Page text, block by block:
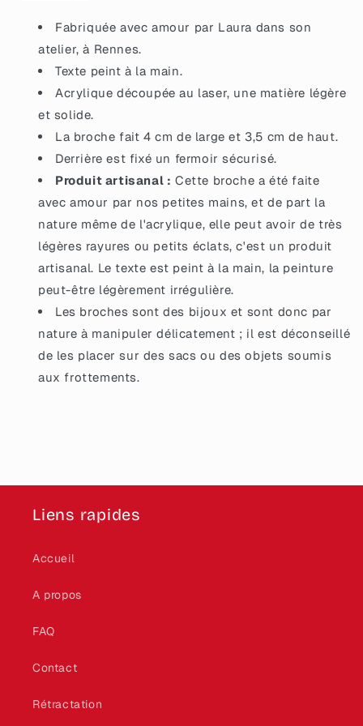
marbrée
blanche
et
dorée
marbrée
blanche
et
dorée
Fabriquée avec amour par Laura dans son
atelier, à Rennes.
Texte peint à la main.
Acrylique découpée au laser, une matière légère
et solide.
La broche fait 4 cm de large et 3,5 cm de haut.
Derrière est fixé un fermoir sécurisé.
Produit artisanal : Cette broche a été faite
avec amour par nos petites mains, et de part la
nature même de l'acrylique, elle peut avoir de très
légères rayures ou petits éclats, c'est un produit
artisanal. Le texte est peint à la main, la peinture
peut-être légèrement irrégulière.
Les broches sont des bijoux et sont donc par
nature à manipuler délicatement ; il est déconseillé
de les placer sur des sacs ou des objets soumis
aux frottements.
Liens rapides
Accueil
A propos
FAQ
Contact
Rétractation